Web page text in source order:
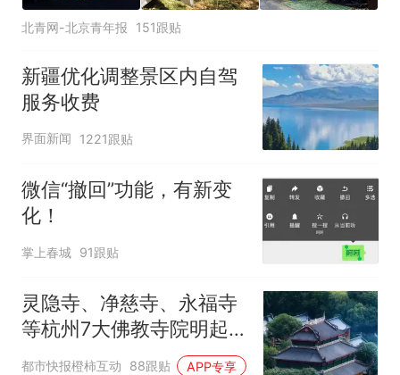
北青网-北京青年报 151跟贴
新疆优化调整景区内自驾
服务收费
界面新闻 1221跟贴
微信“撤回”功能，有新变
化！
掌上春城 91跟贴
灵隐寺、净慈寺、永福寺
等杭州7大佛教寺院明起
临时关闭，别跑空了
都市快报橙柿互动 88跟贴 APP专享